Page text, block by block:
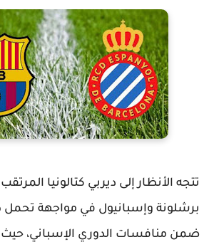
تتجه الأنظار إلى ديربي كتالونيا
برشلونة وإسبانيول في مواجهة تحمل
ضمن منافسات الدوري الإسباني،